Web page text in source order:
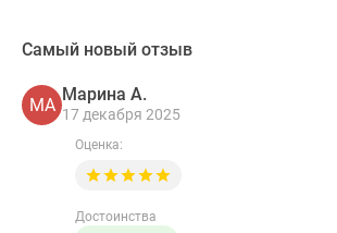
Самый новый отзыв
МА
Марина А.
17 декабря 2025
Оценка:
Достоинства